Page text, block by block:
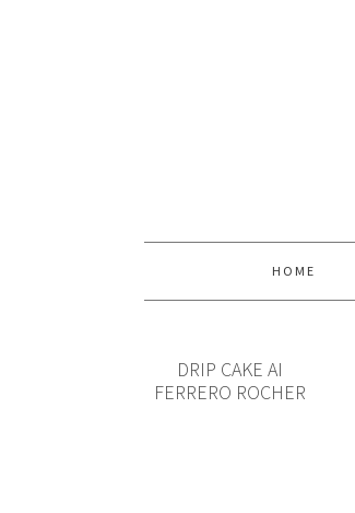
HOME
DRIP CAKE AI
FERRERO ROCHER